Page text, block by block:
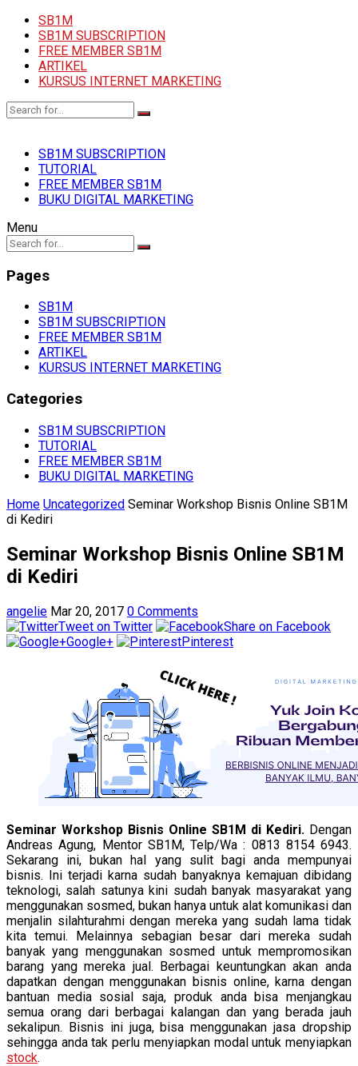
SB1M
SB1M SUBSCRIPTION
FREE MEMBER SB1M
ARTIKEL
KURSUS INTERNET MARKETING
SB1M SUBSCRIPTION
TUTORIAL
FREE MEMBER SB1M
BUKU DIGITAL MARKETING
Menu
Pages
SB1M
SB1M SUBSCRIPTION
FREE MEMBER SB1M
ARTIKEL
KURSUS INTERNET MARKETING
Categories
SB1M SUBSCRIPTION
TUTORIAL
FREE MEMBER SB1M
BUKU DIGITAL MARKETING
Home Uncategorized Seminar Workshop Bisnis Online SB1M
di Kediri
Seminar Workshop Bisnis Online SB1M
di Kediri
angelie Mar 20, 2017 0 Comments
Tweet on Twitter
Share on Facebook
Google+
Pinterest
Seminar Workshop Bisnis Online SB1M di Kediri. Dengan
Andreas Agung, Mentor SB1M, Telp/Wa : 0813 8154 6943.
Sekarang ini, bukan hal yang sulit bagi anda mempunyai
bisnis. Ini terjadi karna sudah banyaknya kemajuan dibidang
teknologi, salah satunya kini sudah banyak masyarakat yang
menggunakan sosmed, bukan hanya untuk alat komunikasi dan
menjalin silahturahmi dengan mereka yang sudah lama tidak
kita temui. Melainnya sebagian besar dari mereka sudah
banyak yang menggunakan sosmed untuk mempromosikan
barang yang mereka jual. Berbagai keuntungkan akan anda
dapatkan dengan menggunakan bisnis online, karna dengan
bantuan media sosial saja, produk anda bisa menjangkau
semua orang dari berbagai kalangan dan yang berada jauh
sekalipun. Bisnis ini juga, bisa menggunakan jasa dropship
sehingga anda tak perlu menyiapkan modal untuk menyiapkan
stock.